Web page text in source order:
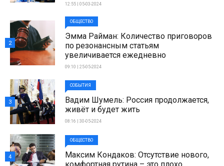
12:55 | 05-03-2024
ОБЩЕСТВО
Эмма Райман: Количество приговоров
по резонансным статьям
увеличивается ежедневно
09:10 | 25-05-2024
2
СОБЫТИЯ
Вадим Шумель: Россия продолжается,
живёт и будет жить
08:16 | 30-05-2024
3
ОБЩЕСТВО
Максим Кондаков: Отсутствие нового,
комфортная рутина – это плохо
4